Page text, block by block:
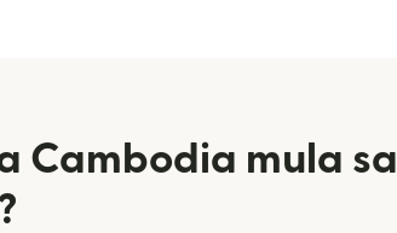
Cambodia mula sa